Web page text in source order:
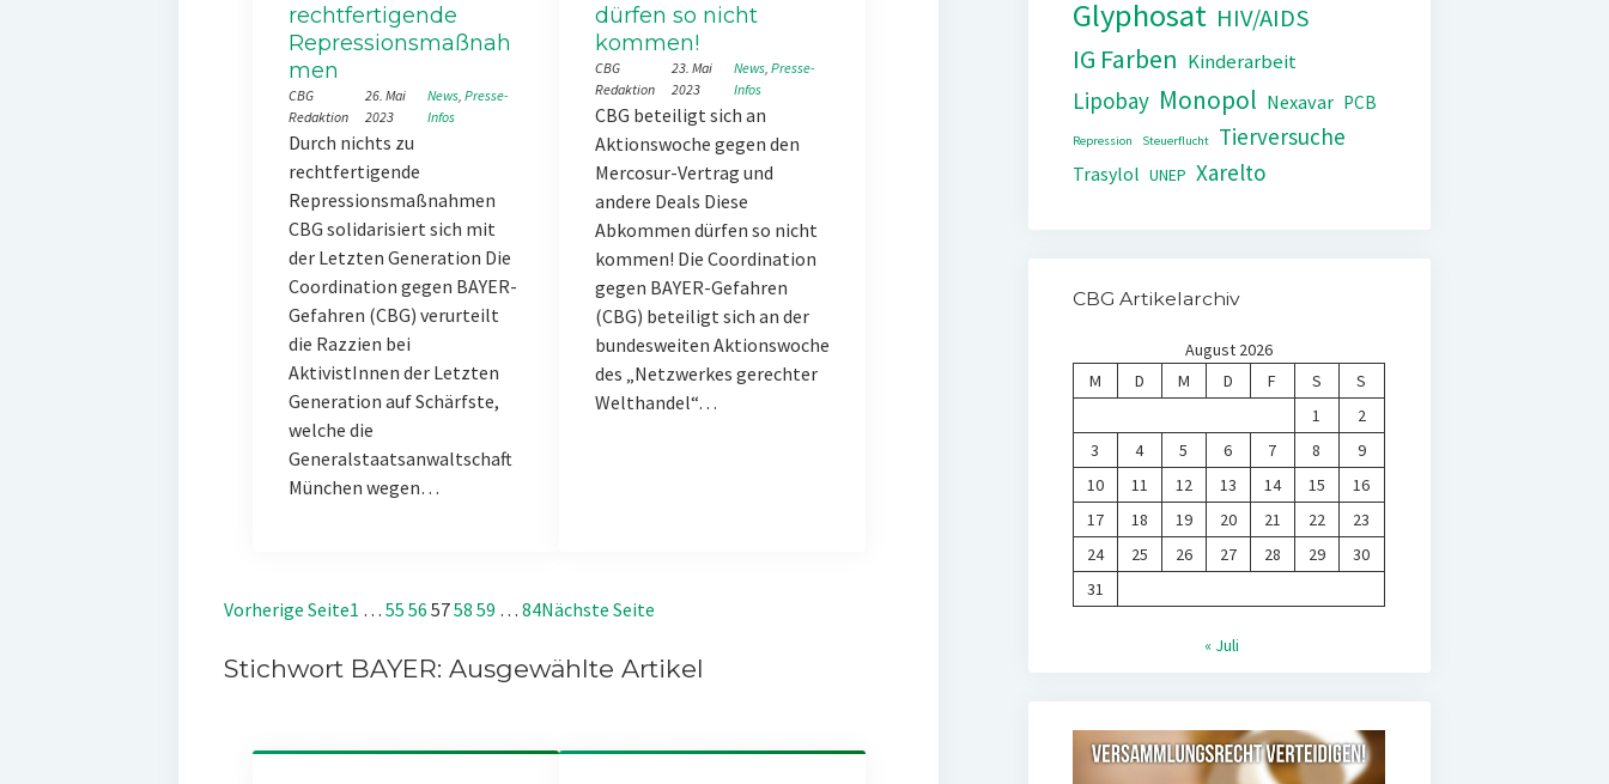
rechtfertigende
Repressionsmaßnah
men
CBG
Redaktion
26. Mai
2023
News, Presse-
Infos
Durch nichts zu
rechtfertigende
Repressionsmaßnahmen
CBG solidarisiert sich mit
der Letzten Generation Die
Coordination gegen BAYER-
Gefahren (CBG) verurteilt
die Razzien bei
AktivistInnen der Letzten
Generation auf Schärfste,
welche die
Generalstaatsanwaltschaft
München wegen…
dürfen so nicht
kommen!
CBG
Redaktion
23. Mai
2023
News, Presse-
Infos
CBG beteiligt sich an
Aktionswoche gegen den
Mercosur-Vertrag und
andere Deals Diese
Abkommen dürfen so nicht
kommen! Die Coordination
gegen BAYER-Gefahren
(CBG) beteiligt sich an der
bundesweiten Aktionswoche
des „Netzwerkes gerechter
Welthandel“…
Vorherige Seite1 … 55 56 5758 59 … 84Nächste Seite
Stichwort BAYER: Ausgewählte Artikel
Glyphosat HIV/AIDS
IG Farben Kinderarbeit
Lipobay Monopol Nexavar PCB
Repression Steuerflucht Tierversuche
Trasylol UNEP Xarelto
CBG Artikelarchiv
August 2026
M
D M D F S
S
1
2
3
4 5 6 7 8
9
10
11 12 13 14 15
16
17
18 19 20 21 22
23
24
25 26 27 28 29
30
31
« Juli